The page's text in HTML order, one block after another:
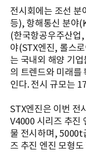
전시회에는 조선
등), 항해통신 분야
(한국항공우주산업
야(STX엔진, 롤스
는 국내외 해양 기
의 트렌드와 미래를
인다. 전시 규모는
STX엔진은 이번 전
V4000 시리즈 추진
물 전시하며, 5000t
즈 추진 엔진 모형